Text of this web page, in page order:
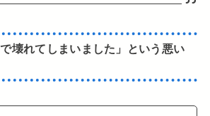
壊れてしまいました」という悪い